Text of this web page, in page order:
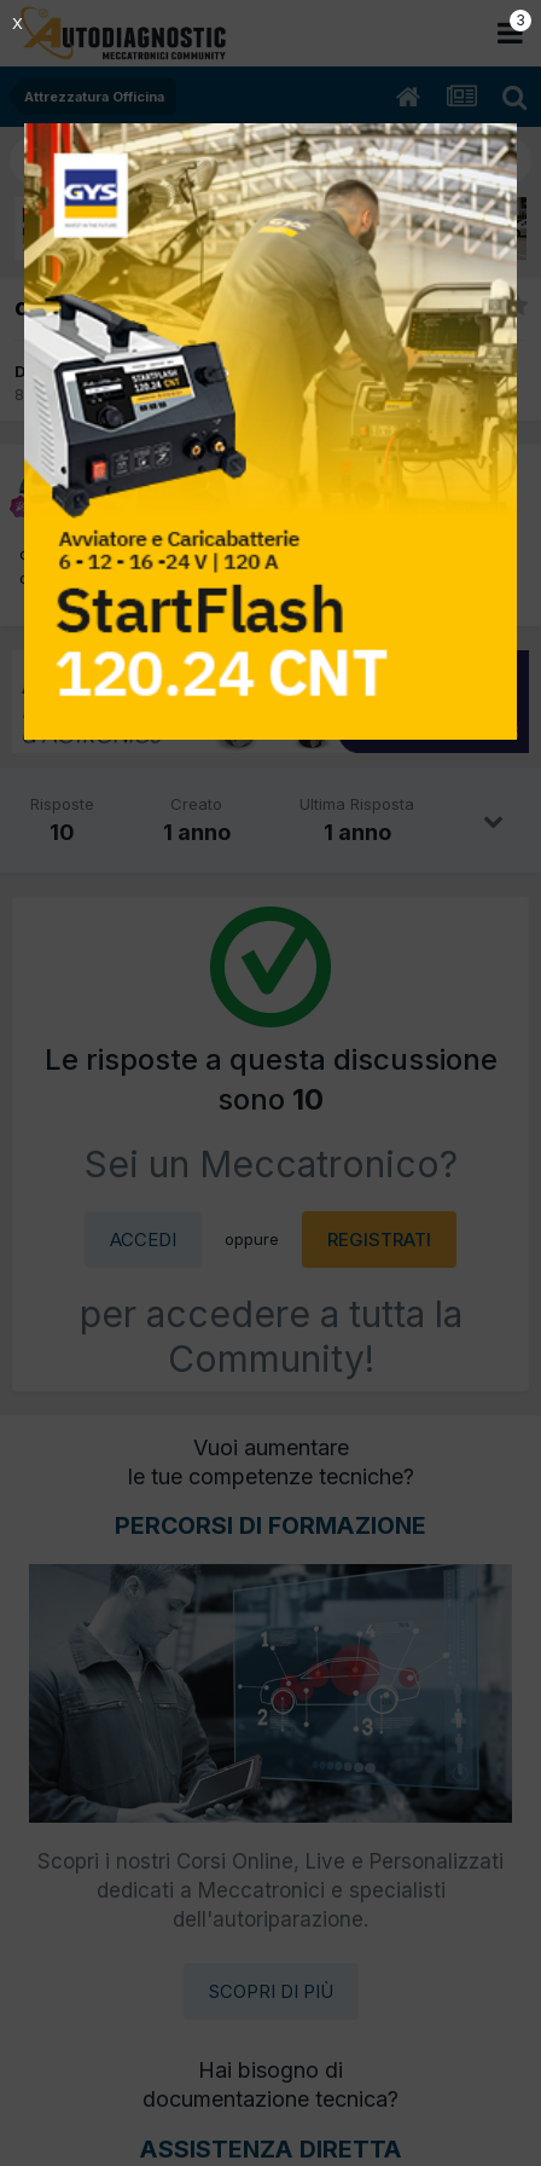
Attrezzatura Officina
duplicazione chiavi auto
Da alfredo1981
8 Febbraio 2025inAttrezzatura Officina
alfredo1981
Inviato
qualcuno fa servizio di duplicazione .. mi serve un mini corso e
qualche consiglio.. grazie
Risposte
10
Creato
1 anno
Ultima Risposta
1 anno
Le risposte a questa discussione
sono 10
Sei un Meccatronico?
ACCEDI oppure REGISTRATI
per accedere a tutta la
Community!
Vuoi aumentare
le tue competenze tecniche?
PERCORSI DI FORMAZIONE
Scopri i nostri Corsi Online, Live e Personalizzati
dedicati a Meccatronici e specialisti
dell'autoriparazione.
SCOPRI DI PIÙ
Hai bisogno di
documentazione tecnica?
ASSISTENZA DIRETTA
2
X